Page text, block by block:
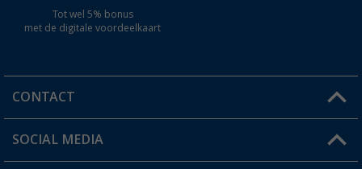
Tot wel 5% bonus
met de digitale voordeelkaart
CONTACT
Een vraag?
SOCIAL MEDIA